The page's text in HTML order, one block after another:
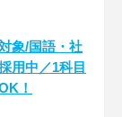
象/国語・社
用中／1科目
！